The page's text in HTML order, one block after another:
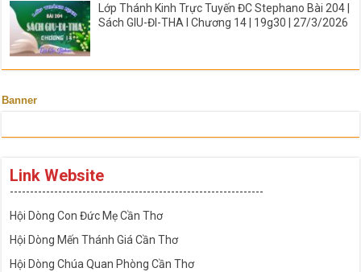
Lớp Thánh Kinh Trực Tuyến ĐC Stephano Bài 204 |
Sách GIU-ĐI-THA I Chương 14 | 19g30 | 27/3/2026
Banner
Link Website
---------------------------------------------------------------
Hội Dòng Con Đức Mẹ Cần Thơ
Hội Dòng Mến Thánh Giá Cần Thơ
Hội Dòng Chúa Quan Phòng Cần Thơ